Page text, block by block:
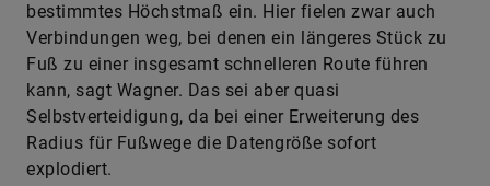
bestimmtes Höchstmaß ein. Hier fielen zwar auch
Verbindungen weg, bei denen ein längeres Stück zu
Fuß zu einer insgesamt schnelleren Route führen
kann, sagt Wagner. Das sei aber quasi
Selbstverteidigung, da bei einer Erweiterung des
Radius für Fußwege die Datengröße sofort
explodiert.